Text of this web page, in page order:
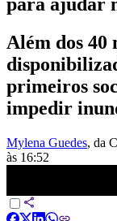
Além dos 40
primeiros
impedir
Mylena Guedes, da
às 16:52